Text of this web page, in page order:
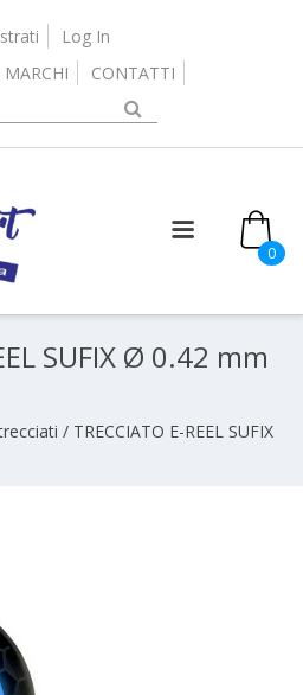
Log In
MARCHI CONTATTI
0
SUFIX Ø 0.42 mm
/ TRECCIATO E-REEL SUFIX